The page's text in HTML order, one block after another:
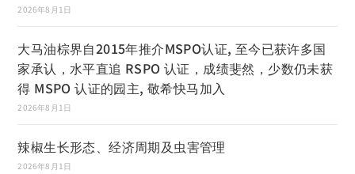
2026年8月1日
大马油棕界自2015年推介MSPO认证, 至今已获许多国
家承认，水平直追 RSPO 认证，成绩斐然，少数仍未获
得 MSPO 认证的园主, 敬希快马加入
2026年8月1日
辣椒生长形态、经济周期及虫害管理
2026年8月1日